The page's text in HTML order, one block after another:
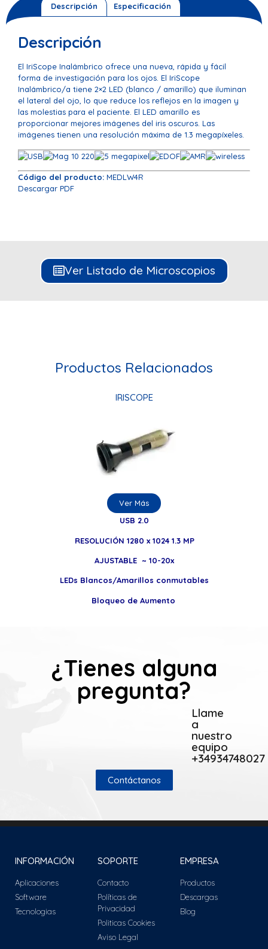
Descripción Especificación
Descripción
El IriScope Inalámbrico ofrece una nueva, rápida y fácil
forma de investigación para los ojos. El IriScope
Inalámbrico/a tiene 2×2 LED (blanco / amarillo) que iluminan
el lateral del ojo, lo que reduce los reflejos en la imagen y
las molestias para el paciente. El LED amarillo es
proporcionar mejores imágenes del iris oscuros. Las
imágenes tienen una resolución máxima de 1.3 megapíxeles.
Código del producto: MEDLW4R
Descargar PDF
Ver Listado de Microscopios
Productos Relacionados
IRISCOPE
USB 2.0
RESOLUCIÓN 1280 x 1024 1.3 MP
AJUSTABLE ~ 10-20x
LEDs Blancos/Amarillos conmutables
Bloqueo de Aumento
Ver Más
¿Tienes alguna
pregunta?
Llame
a
nuestro
equipo
+34934748027
Contáctanos
INFORMACIÓN
Aplicaciones
Software
Tecnologias
SOPORTE
Contacto
Políticas de
Privacidad
Politicas Cookies
Aviso Legal
EMPRESA
Productos
Descargas
Blog